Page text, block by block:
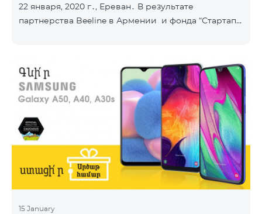
22 января, 2020 г․, Ереван․ В результате
партнерства Beeline в Армении и фонда “Стартап
образовательная инициатива, цель которой –
помочь молодым людям из регионов раскрыть
свои предпринимательские способности и
повысить их социальную ответственность. Клубы
задействованы в ряде армянских общин: в
Апаране, Аштараке, Егварде, приграничных Коти,
Айгеховите, и уже в Гаваре. Гаварский кл
15 January